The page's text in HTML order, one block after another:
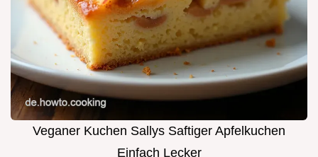
Veganer Kuchen Sallys Saftiger Apfelkuchen
Einfach Lecker